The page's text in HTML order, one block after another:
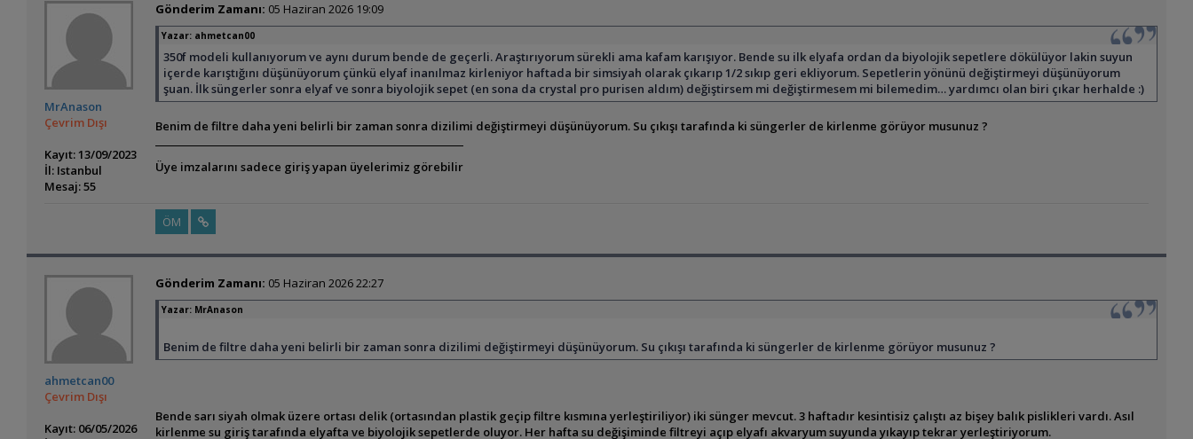
MrAnason
Çevrim Dışı
Kayıt: 13/09/2023
İl: Istanbul
Mesaj: 55
Gönderim Zamanı: 05 Haziran 2026 19:09
Yazar: ahmetcan00
350f modeli kullanıyorum ve aynı durum bende de geçerli. Araştırıyorum sürekli ama kafam karışıyor. Bende su ilk elyafa ordan da biyolojik sepetlere dökülüyor lakin suyun
içerde karıştığını düşünüyorum çünkü elyaf inanılmaz kirleniyor haftada bir simsiyah olarak çıkarıp 1/2 sıkıp geri ekliyorum. Sepetlerin yönünü değiştirmeyi düşünüyorum
şuan. İlk süngerler sonra elyaf ve sonra biyolojik sepet (en sona da crystal pro purisen aldım) değiştirsem mi değiştirmesem mi bilemedim… yardımcı olan biri çıkar herhalde :)
Benim de filtre daha yeni belirli bir zaman sonra dizilimi değiştirmeyi düşünüyorum. Su çıkışı tarafında ki süngerler de kirlenme görüyor musunuz ?
Üye imzalarını sadece giriş yapan üyelerimiz görebilir
ÖM
ahmetcan00
Çevrim Dışı
Kayıt: 06/05/2026
Gönderim Zamanı: 05 Haziran 2026 22:27
Yazar: MrAnason
Benim de filtre daha yeni belirli bir zaman sonra dizilimi değiştirmeyi düşünüyorum. Su çıkışı tarafında ki süngerler de kirlenme görüyor musunuz ?
Bende sarı siyah olmak üzere ortası delik (ortasından plastik geçip filtre kısmına yerleştiriliyor) iki sünger mevcut. 3 haftadır kesintisiz çalıştı az bişey balık pislikleri vardı. Asıl
kirlenme su giriş tarafında elyafta ve biyolojik sepetlerde oluyor. Her hafta su değişiminde filtreyi açıp elyafı akvaryum suyunda yıkayıp tekrar yerleştiriyorum.